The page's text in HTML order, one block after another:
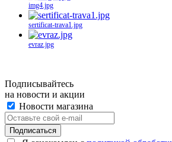
img4.jpg
sertificat-trava1.jpg
evraz.jpg
Подписывайтесь
на новости и акции
Новости магазина